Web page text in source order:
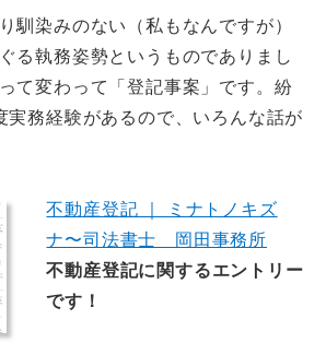
馴染みのない（私もなんですが）
る執務姿勢というものでありまし
て変わって「登記事案」です。 紛
実務経験があるので、いろんな話が
不動産登記 ｜ ミナトノキズ
ナ〜司法書士 岡田事務所
不動産登記に関するエントリー
です！